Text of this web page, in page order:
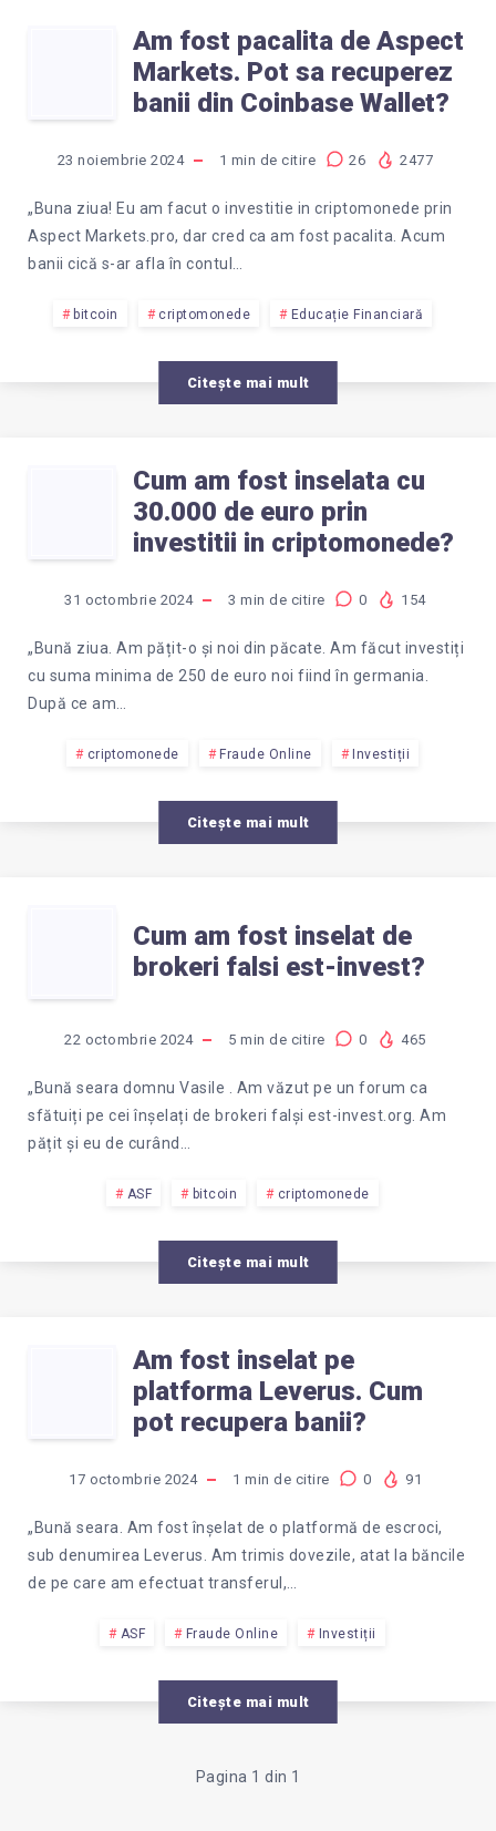
FOST
PACALITA
DE
ASPECT
MARKETS.
POT
RECUPEREZ
BANII
DIN
COINBASE
WALLET?
Am fost pacalita de Aspect
Markets. Pot sa recuperez
banii din Coinbase Wallet?
23 noiembrie 2024 1 min de citire 26 2477
„Buna ziua! Eu am facut o investitie in criptomonede prin
Aspect Markets.pro, dar cred ca am fost pacalita. Acum
banii cică s-ar afla în contul…
bitcoin criptomonede Educație Financiară
Citește mai mult
CUM
AM
FOST
INSELATA
CU
30.000
DE
PRIN
INVESTITII
IN
CRIPTOMONEDE?
Cum am fost inselata cu
30.000 de euro prin
investitii in criptomonede?
31 octombrie 2024 3 min de citire 0 154
„Bună ziua. Am pățit-o și noi din păcate. Am făcut investiți
cu suma minima de 250 de euro noi fiind în germania.
După ce am…
criptomonede Fraude Online Investiții
Citește mai mult
CUM
AM
FOST
INSELAT
DE
BROKERI
FALSI
INVEST?
Cum am fost inselat de
brokeri falsi est-invest?
22 octombrie 2024 5 min de citire 0 465
„Bună seara domnu Vasile . Am văzut pe un forum ca
sfătuiți pe cei înșelați de brokeri falși est-invest.org. Am
pățit și eu de curând…
ASF bitcoin criptomonede
Citește mai mult
FOST
INSELAT
PE
PLATFORMA
LEVERUS.
CUM
Am fost inselat pe
platforma Leverus. Cum
pot recupera banii?
17 octombrie 2024 1 min de citire 0 91
„Bună seara. Am fost înșelat de o platformă de escroci,
sub denumirea Leverus. Am trimis dovezile, atat la băncile
de pe care am efectuat transferul,…
ASF Fraude Online Investiții
Citește mai mult
Pagina 1 din 1